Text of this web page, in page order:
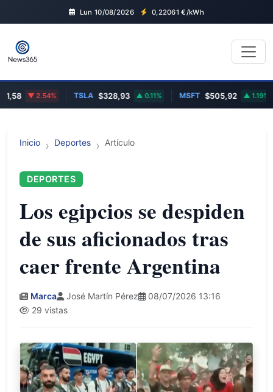
Lun 10/08/2026 0,22061 €/kWh
2.54% TSLA $328,93 0.11% MSFT $505,92 1.19%
Inicio Deportes Artículo
DEPORTES
Los egipcios se despiden
de sus aficionados tras
caer frente Argentina
Marca José Martín Pérez
08/07/2026 13:16
29 vistas